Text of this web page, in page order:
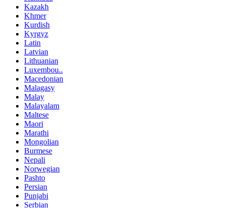
Kazakh
Khmer
Kurdish
Kyrgyz
Latin
Latvian
Lithuanian
Luxembou..
Macedonian
Malagasy
Malay
Malayalam
Maltese
Maori
Marathi
Mongolian
Burmese
Nepali
Norwegian
Pashto
Persian
Punjabi
Serbian